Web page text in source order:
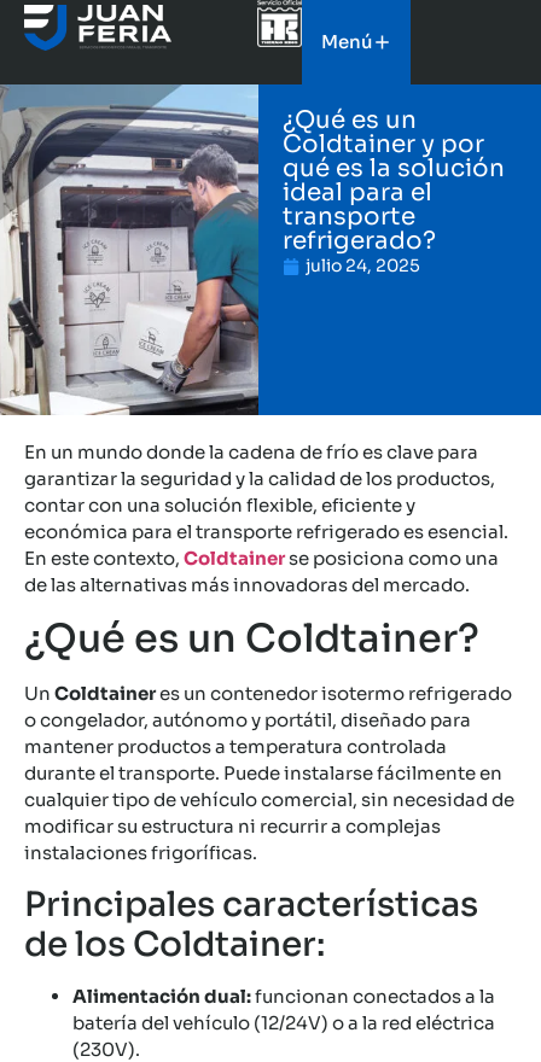
Menú
¿Qué es un
Coldtainer y por
qué es la solución
ideal para el
transporte
refrigerado?
julio 24, 2025
En un mundo donde la cadena de frío es clave para
garantizar la seguridad y la calidad de los productos,
contar con una solución flexible, eficiente y
económica para el transporte refrigerado es esencial.
En este contexto, Coldtainerse posiciona como una
de las alternativas más innovadoras del mercado.
¿Qué es un Coldtainer?
Un Coldtaineres un contenedor isotermo refrigerado
o congelador, autónomo y portátil, diseñado para
mantener productos a temperatura controlada
durante el transporte. Puede instalarse fácilmente en
cualquier tipo de vehículo comercial, sin necesidad de
modificar su estructura ni recurrir a complejas
instalaciones frigoríficas.
Principales características
de los Coldtainer:
Alimentación dual:funcionan conectados a la
batería del vehículo (12/24V) o a la red eléctrica
(230V).